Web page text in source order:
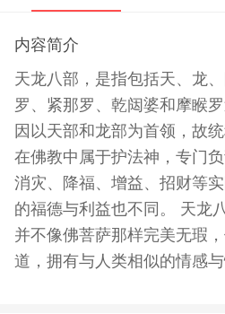
内容简介
天龙八部，是指包括天、龙
罗、紧那罗、乾闼婆和摩睺
因以天部和龙部为首领，故
在佛教中属于护法神，专门
消灾、降福、增益、招财等
的福德与利益也不同。 天龙八部虽然神通广大，但
并不像佛菩萨那样完美无瑕
道，拥有与人类相似的情感
我们来说更加的真实、亲切